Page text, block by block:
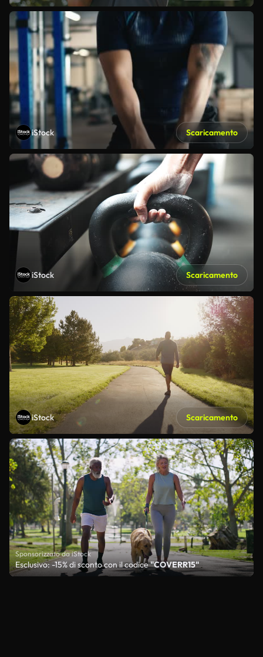
iStock Scaricamento
iStock Scaricamento
iStock Scaricamento
Sponsorizzato da iStock
Esclusivo: -15% di sconto con il codice"COVERR15"